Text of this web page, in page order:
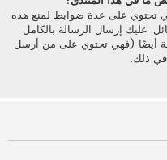
تحتوي على عدة ضوابط لمنع هذه
عليك إرسال الرسالة بالكامل
أيضًا (فهي تحتوي على من أرسل
ذلك.